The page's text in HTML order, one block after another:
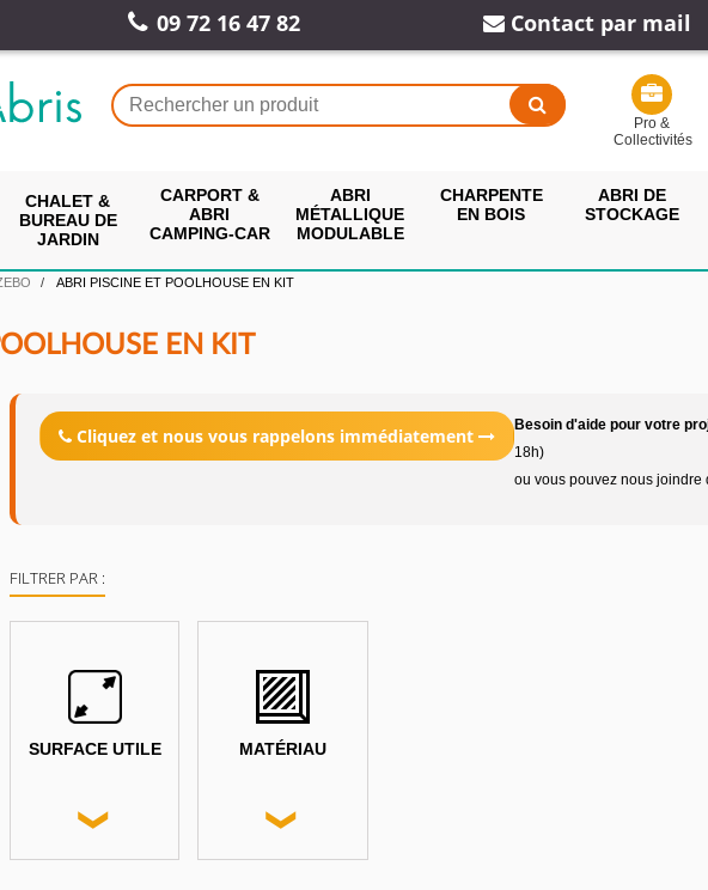
09 72 16 47 82 Contact par mail
Pro &
Collectivités
CHALET &
BUREAU DE
JARDIN
CARPORT &
ABRI
CAMPING-CAR
ABRI
MÉTALLIQUE
MODULABLE
CHARPENTE
EN BOIS
ABRI DE
STOCKAGE
ABRI PISCINE ET POOLHOUSE EN KIT
EN KIT
Cliquez et nous vous rappelons immédiatement Besoin d'aide pour votre
18h)
ou vous pouvez nous joindre
FILTRER PAR :
SURFACE UTILE MATÉRIAU